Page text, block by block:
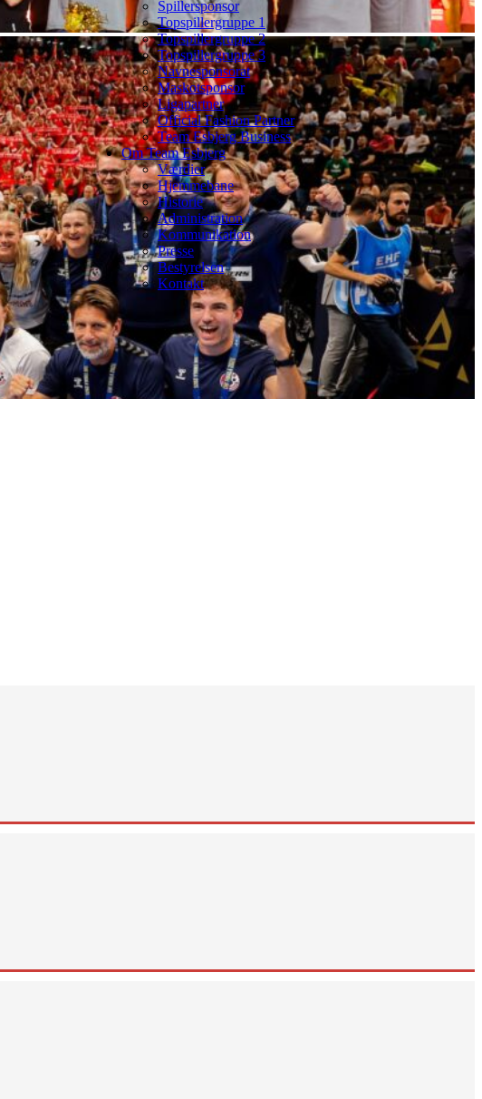
Spillersponsor
Topspillergruppe 1
Topspillergruppe 2
Topspillergruppe 3
Navnesponsorat
Maskotsponsor
Ligapartner
Official Fashion Partner
Team Esbjerg Business
Om Team Esbjerg
Værdier
Hjemmebane
Historie
Administration
Kommunikation
Presse
Bestyrelsen
Kontakt